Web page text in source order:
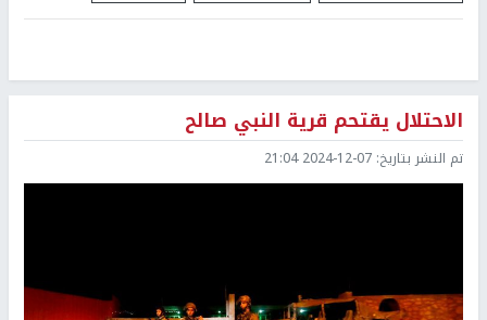
الاحتلال يقتحم قرية النبي صالح
تم النشر بتاريخ: 2024-12-07 21:04